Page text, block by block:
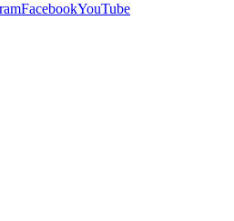
FacebookYouTube